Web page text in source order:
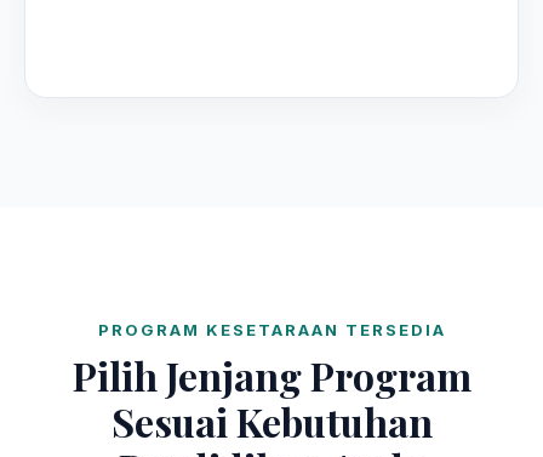
PROGRAM KESETARAAN TERSEDIA
Pilih Jenjang Program
Sesuai Kebutuhan